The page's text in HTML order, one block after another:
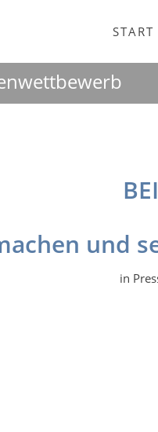
START
und
in